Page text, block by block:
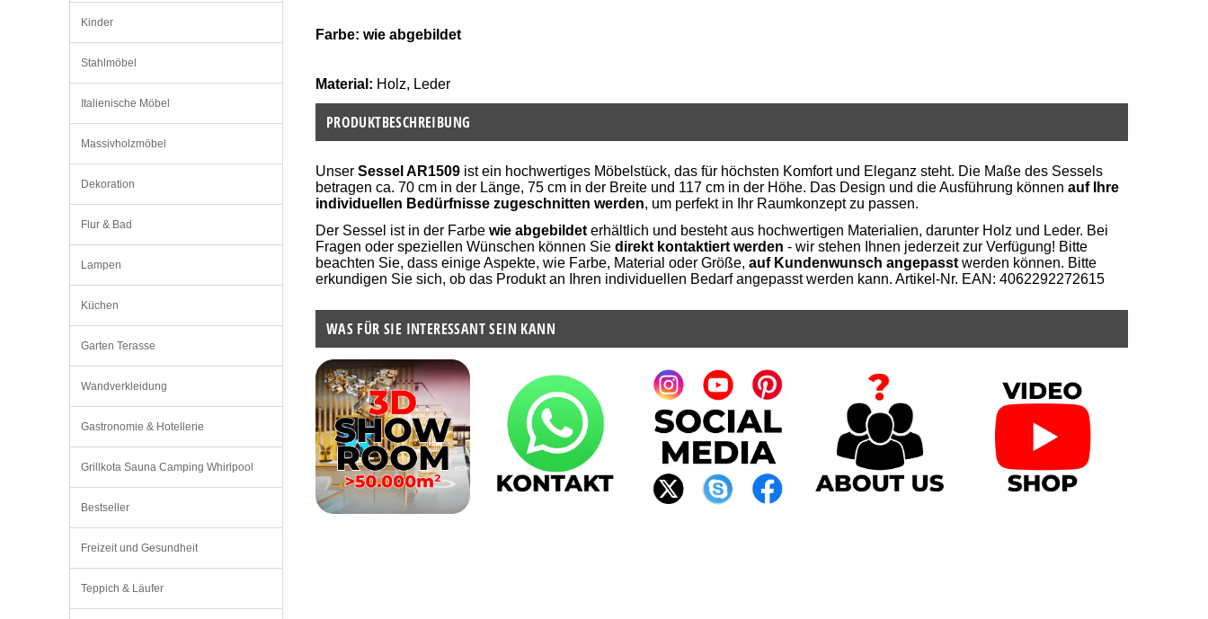
Farbe: wie abgebildet
Material: Holz, Leder
PRODUKTBESCHREIBUNG
Unser Sessel AR1509ist ein hochwertiges Möbelstück, das für höchsten Komfort und Eleganz steht. Die Maße des Sessels
betragen ca. 70 cm in der Länge, 75 cm in der Breite und 117 cm in der Höhe. Das Design und die Ausführung können auf Ihre
individuellen Bedürfnisse zugeschnitten werden, um perfekt in Ihr Raumkonzept zu passen.
Der Sessel ist in der Farbe wie abgebildeterhältlich und besteht aus hochwertigen Materialien, darunter Holz und Leder. Bei
Fragen oder speziellen Wünschen können Sie direkt kontaktiert werden - wir stehen Ihnen jederzeit zur Verfügung! Bitte
beachten Sie, dass einige Aspekte, wie Farbe, Material oder Größe, auf Kundenwunsch angepasstwerden können. Bitte
erkundigen Sie sich, ob das Produkt an Ihren individuellen Bedarf angepasst werden kann. Artikel-Nr. EAN: 4062292272615
WAS FÜR SIE INTERESSANT SEIN KANN
Kinder
Stahlmöbel
Italienische Möbel
Massivholzmöbel
Dekoration
Flur & Bad
Lampen
Küchen
Garten Terasse
Wandverkleidung
Gastronomie & Hotellerie
Grillkota Sauna Camping Whirlpool
Bestseller
Freizeit und Gesundheit
Teppich & Läufer